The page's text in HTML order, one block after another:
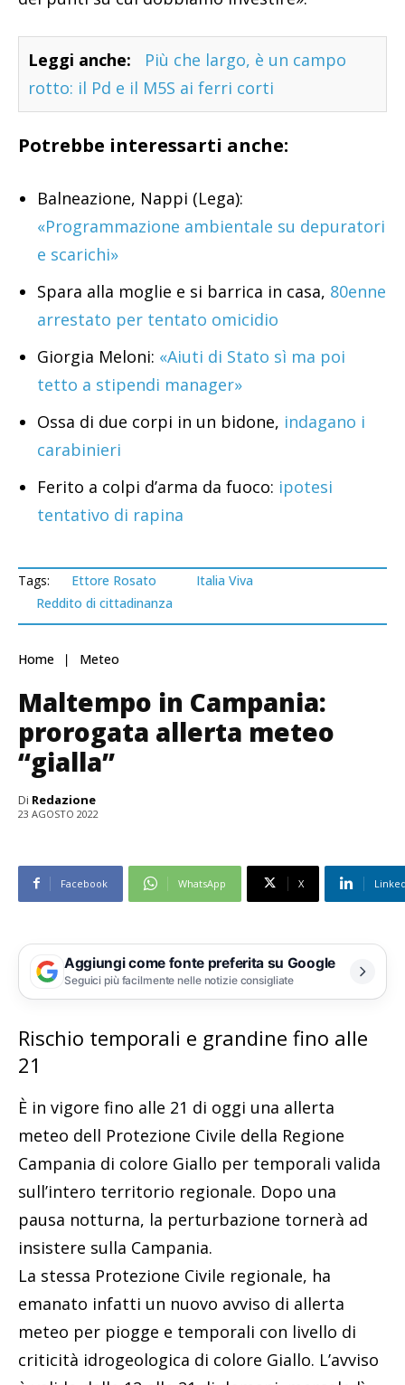
Leggi anche:
Più che largo, è un campo
rotto: il Pd e il M5S ai ferri corti
Potrebbe interessarti anche:
Balneazione, Nappi (Lega):
«Programmazione ambientale su depuratori
e scarichi»
Spara alla moglie e si barrica in casa, 80enne
arrestato per tentato omicidio
Giorgia Meloni: «Aiuti di Stato sì ma poi
tetto a stipendi manager»
Ossa di due corpi in un bidone, indagano i
carabinieri
Ferito a colpi d’arma da fuoco: ipotesi
tentativo di rapina
Tags: Ettore Rosato
Italia Viva
Reddito di cittadinanza
Home Meteo
Maltempo in Campania:
prorogata allerta meteo
“gialla”
Di Redazione
23 AGOSTO 2022
Facebook WhatsApp X
Aggiungi come fonte preferita su Google
Seguici più facilmente nelle notizie consigliate
Rischio temporali e grandine fino alle
21
È in vigore fino alle 21 di oggi una allerta
meteo dell Protezione Civile della Regione
Campania di colore Giallo per temporali valida
sull’intero territorio regionale. Dopo una
pausa notturna, la perturbazione tornerà ad
insistere sulla Campania.
La stessa Protezione Civile regionale, ha
emanato infatti un nuovo avviso di allerta
meteo per piogge e temporali con livello di
criticità idrogeologica di colore Giallo. L’avviso